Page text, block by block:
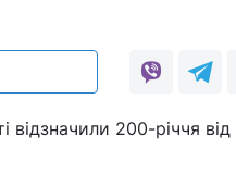
відзначили 200-річчя від